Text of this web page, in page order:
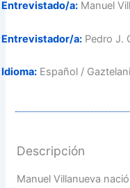
Entrevistado/a: Manuel
Entrevistador/a: Pedro J.
Idioma: Español /
Descripción
Manuel Villanueva